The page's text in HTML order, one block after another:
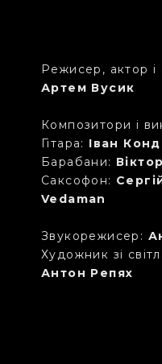
Режисер, актор і
Артем Вусик
Композитори і
Гітара: Іван
Барабани:
Саксофон:
Vedaman
Звукорежисер:
Художник зі
Антон Репях